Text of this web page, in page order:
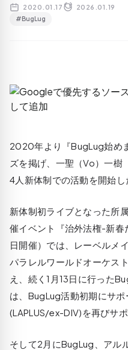
2020.01.17 2026.01.19
#BugLug
2020年より『BugLug始め
ズを掲げ、一聖（Vo）一
4人新体制での活動を開始し
新体制初ライブとなった所
催イベント『治外法権-新
日開催）では、レーベルメ
パラレルワールドオーケス
え、続く1月13日に行った
は、BugLug活動初期にサ
(LAPLUS/ex-DIV)を再びサ
そして2月にBugLug、アル